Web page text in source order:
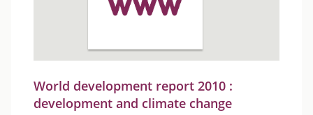
World development report 2010 :
development and climate change